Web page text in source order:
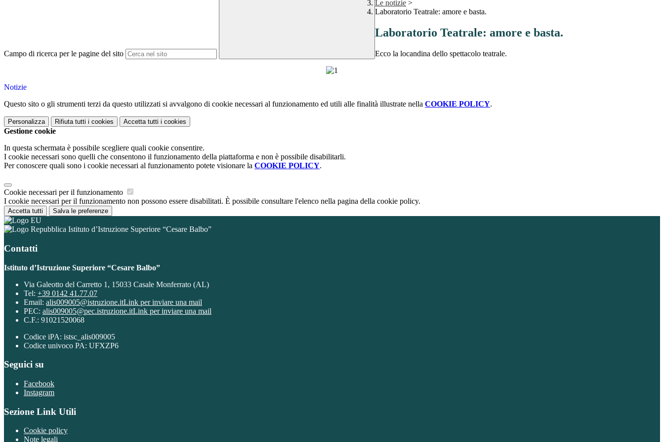
Campo di ricerca per le pagine del sito
Le notizie >
Laboratorio Teatrale: amore e basta.
Laboratorio Teatrale: amore e basta.
Ecco la locandina dello spettacolo teatrale.
Notizie
Questo sito o gli strumenti terzi da questo utilizzati si avvalgono di cookie necessari al funzionamento ed utili alle finalità illustrate nella COOKIE POLICY.
Personalizza Rifiuta tutti i cookies Accetta tutti i cookies
Gestione cookie
In questa schermata è possibile scegliere quali cookie consentire.
I cookie necessari sono quelli che consentono il funzionamento della piattaforma e non è possibile disabilitarli.
Per conoscere quali sono i cookie necessari al funzionamento potete visionare la COOKIE POLICY.
Cookie necessari per il funzionamento
I cookie necessari per il funzionamento non possono essere disabilitati. È possibile consultare l'elenco nella pagina della cookie policy.
Accetta tutti Salva le preferenze
Istituto d’Istruzione Superiore “Cesare Balbo”
Contatti
Istituto d’Istruzione Superiore “Cesare Balbo”
Via Galeotto del Carretto 1, 15033 Casale Monferrato (AL)
Tel: +39 0142 41.77.07
Email: alis009005@istruzione.itLink per inviare una mail
PEC: alis009005@pec.istruzione.itLink per inviare una mail
C.F.: 91021520068
Codice iPA: istsc_alis009005
Codice univoco PA: UFXZP6
Seguici su
Facebook
Instagram
Sezione Link Utili
Cookie policy
Note legali